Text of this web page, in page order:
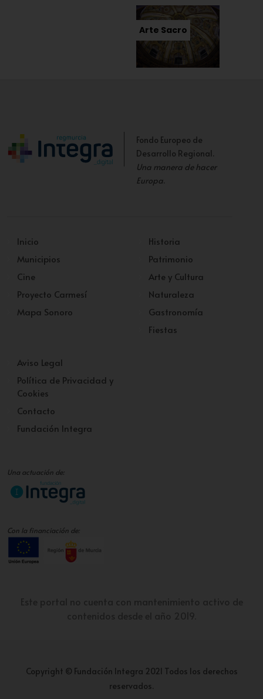
Arte Sacro
Fondo Europeo de
Desarrollo Regional.
Una manera de hacer
Europa.
Inicio
Municipios
Cine
Proyecto Carmesí
Mapa Sonoro
Historia
Patrimonio
Arte y Cultura
Naturaleza
Gastronomía
Fiestas
Aviso Legal
Política de Privacidad y
Cookies
Contacto
Fundación Integra
Una actuación de:
Con la financiación de:
Copyright © Fundación Integra 2021 Todos los derechos
reservados.